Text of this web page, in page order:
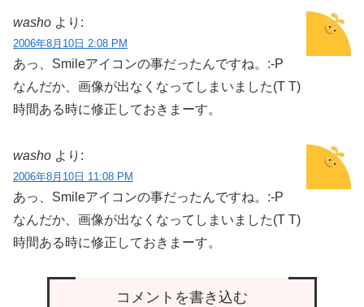
washo より:
2006年8月10日 2:08 PM
あっ、Smileアイコンの事だったんですね。:-P
なんだか、画像が出なくなってしまいました(T T)
時間ある時に修正しておきまーす。
washo より:
2006年8月10日 11:08 PM
あっ、Smileアイコンの事だったんですね。:-P
なんだか、画像が出なくなってしまいました(T T)
時間ある時に修正しておきまーす。
コメントを書き込む